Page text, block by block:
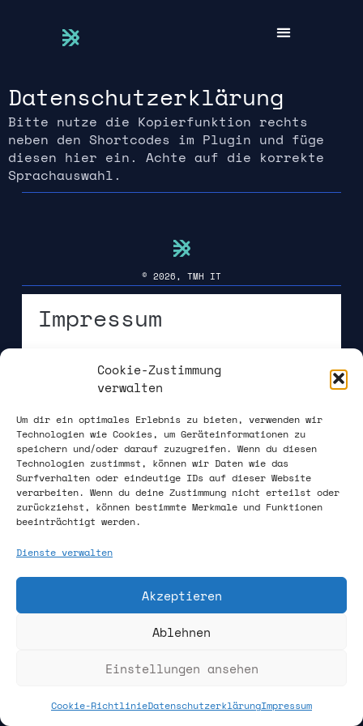
Cookie-Zustimmung
verwalten
Um dir ein optimales Erlebnis zu bieten, verwenden wir
Technologien wie Cookies, um Geräteinformationen zu
speichern und/oder darauf zuzugreifen. Wenn du diesen
Technologien zustimmst, können wir Daten wie das
Surfverhalten oder eindeutige IDs auf dieser Website
verarbeiten. Wenn du deine Zustimmung nicht erteilst oder
zurückziehst, können bestimmte Merkmale und Funktionen
beeinträchtigt werden.
Dienste verwalten
Akzeptieren
Ablehnen
Einstellungen ansehen
Cookie-RichtlinieDatenschutzerklärungImpressum
Datenschutzerklärung
Bitte nutze die Kopierfunktion rechts
neben den Shortcodes im Plugin und füge
diesen hier ein. Achte auf die korrekte
Sprachauswahl.
© 2026, TMH IT
Impressum
Cookie-Richtlinie
Datenschutzerklärung
Email: info@tmh-it.de